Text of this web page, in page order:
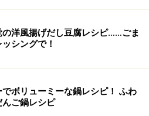
の洋風揚げだし豆腐レシピ……ごま
シングで！
ボリューミーな鍋レシピ！ ふわ
ご鍋レシピ